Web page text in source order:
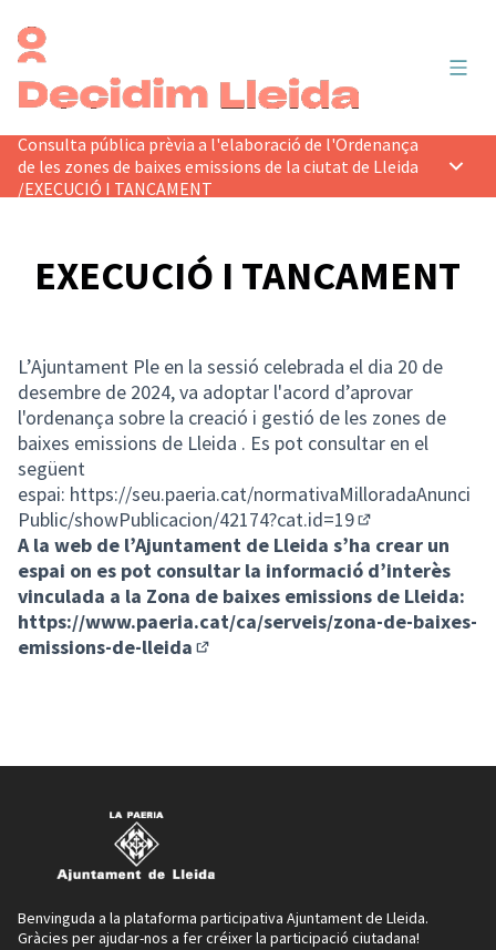
Consulta pública prèvia a l'elaboració de l'Ordenança
de les zones de baixes emissions de la ciutat de Lleida
/EXECUCIÓ I TANCAMENT
EXECUCIÓ I TANCAMENT
L’Ajuntament Ple en la sessió celebrada el dia 20 de
desembre de 2024, va adoptar l'acord d’aprovar
l'ordenança sobre la creació i gestió de les zones de
baixes emissions de Lleida . Es pot consultar en el
següent
espai: https://seu.paeria.cat/normativaMilloradaAnunci
Public/showPublicacion/42174?cat.id=19
(Enllaç extern)
A la web de l’Ajuntament de Lleida s’ha crear un
espai on es pot consultar la informació d’interès
vinculada a la Zona de baixes emissions de Lleida:
https://www.paeria.cat/ca/serveis/zona-de-baixes-
emissions-de-lleida
Benvinguda a la plataforma participativa Ajuntament de Lleida.
Gràcies per ajudar-nos a fer créixer la participació ciutadana!